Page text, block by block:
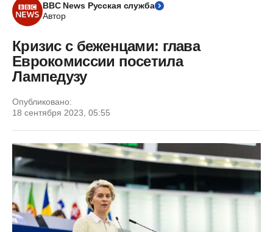
BBC News Русская служба
Автор
Кризис с беженцами: глава
Еврокомиссии посетила
Лампедузу
Опубликовано:
18 сентября 2023, 05:55